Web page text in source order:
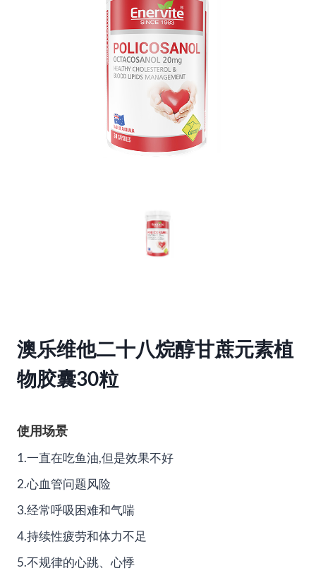
澳乐维他二十八烷醇甘蔗元素植
物胶囊30粒
使用场景
1.一直在吃鱼油,但是效果不好
2.心血管问题风险
3.经常呼吸困难和气喘
4.持续性疲劳和体力不足
5.不规律的心跳、心悸